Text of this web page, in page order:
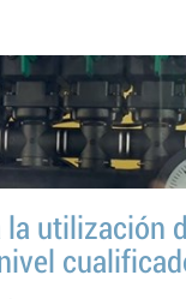
la utilización